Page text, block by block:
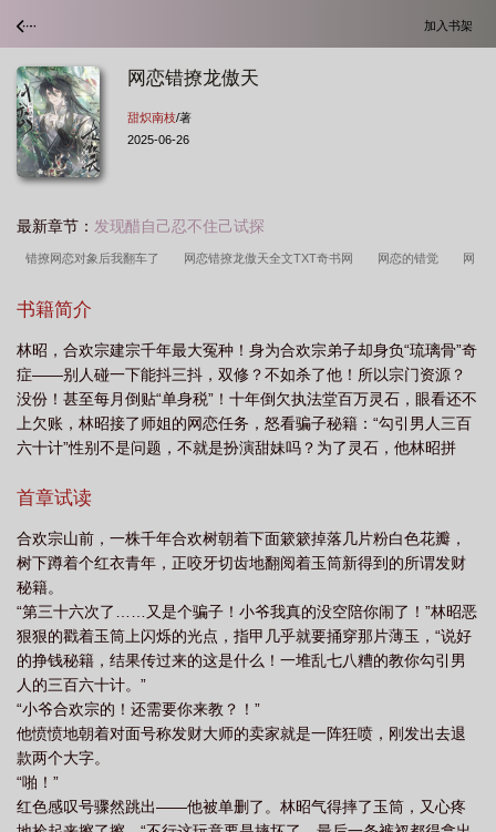
加入书架
网恋错撩龙傲天
甜炽南枝/著
2025-06-26
最新章节： 发现醋自己忍不住己试探
错撩网恋对象后我翻车了 网恋错撩龙傲天全文TXT奇书网 网恋的错觉 网
枝 网恋掉到龙傲天后免费阅读
百度 网恋错撩龙傲天完结 网恋错撩龙傲天by甜炽南枝txt 网恋错撩龙傲天
全文免费阅读 网恋做错事了怎么办 网恋错撩龙傲天免费阅读 网恋错撩龙傲
天甜炽南枝 网恋错撩龙傲天百度 网恋错撩龙傲天txt
书籍简介
林昭，合欢宗建宗千年最大冤种！身为合欢宗弟子却身负“琉璃骨”奇
症——别人碰一下能抖三抖，双修？不如杀了他！所以宗门资源？
没份！甚至每月倒贴“单身税”！十年倒欠执法堂百万灵石，眼看还不
上欠账，林昭接了师姐的网恋任务，怒看骗子秘籍：“勾引男人三百
六十计”性别不是问题，不就是扮演甜妹吗？为了灵石，他林昭拼
玄：我都没出过峰，你哪看的？】林昭：“……”难撬！给人当网恋对
被我劈裂了，要赔三百灵石QAQ”【青玄向您转账：10，000灵石】
林昭（瞳孔地震）：！！！这哪是任务对象？这是行走灵矿啊!金大
腿，抱紧了!甜言蜜语算什么？美色诱惑才是王道！师姐的衣柜，借
我！“哥哥，新买的裙子好像小了……（附图）”林昭豁出去了：节操
诚可贵，自由价更高，若为灵石故，两者皆可抛！然而林昭不知道
的是，自己加错对象了。他网恋对象是隔壁归一宗令人闻风丧胆，
厌恶合欢宗做派的某位少年天才龙傲天。
首章试读
合欢宗山前，一株千年合欢树朝着下面簌簌掉落几片粉白色花瓣，
树下蹲着个红衣青年，正咬牙切齿地翻阅着玉筒新得到的所谓发财
秘籍。
“第三十六次了……又是个骗子！小爷我真的没空陪你闹了！”林昭恶
狠狠的戳着玉筒上闪烁的光点，指甲几乎就要捅穿那片薄玉，“说好
的挣钱秘籍，结果传过来的这是什么！一堆乱七八糟的教你勾引男
人的三百六十计。”
“小爷合欢宗的！还需要你来教？！”
他愤愤地朝着对面号称发财大师的卖家就是一阵狂喷，刚发出去退
款两个大字。
“啪！”
红色感叹号骤然跳出——他被单删了。林昭气得摔了玉筒，又心疼